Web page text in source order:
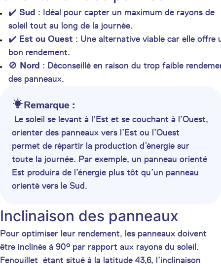
✔️ Sud : Idéal pour capter un maximum de rayons de
soleil tout au long de la journée.
✔️ Est ou Ouest : Une alternative viable car elle offre
bon rendement.
🚫 Nord : Déconseillé en raison du trop faible
des panneaux.
Remarque :
Le soleil se levant à l’Est et se couchant à l’Ouest,
orienter des panneaux vers l’Est ou l’Ouest
permet de répartir la production d’énergie sur
toute la journée. Par exemple, un panneau orienté
Est produira de l’énergie plus tôt qu’un panneau
orienté vers le Sud.
Inclinaison des panneaux
Pour optimiser leur rendement, les panneaux doivent
être inclinés à 90° par rapport aux rayons du soleil.
Fenouillet étant situé à la latitude 43,6, l’inclinaison